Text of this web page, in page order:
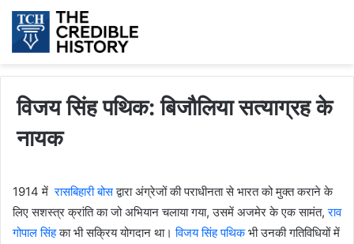
विजय सिंह पथिक: बिजौलिया सत्याग्रह के
नायक
1914 मेंरासबिहारी बोसद्वारा अंग्रेजों की पराधीनता से भारत को मुक्त कराने के
लिए सशस्त्र क्रांति का जो अभियान चलाया गया, उसमें अजमेर के एक सामंत,राव
गोपाल सिंहका भी सक्रिय योगदान था।विजय सिंह पथिकभी उनकी गतिविधियों में